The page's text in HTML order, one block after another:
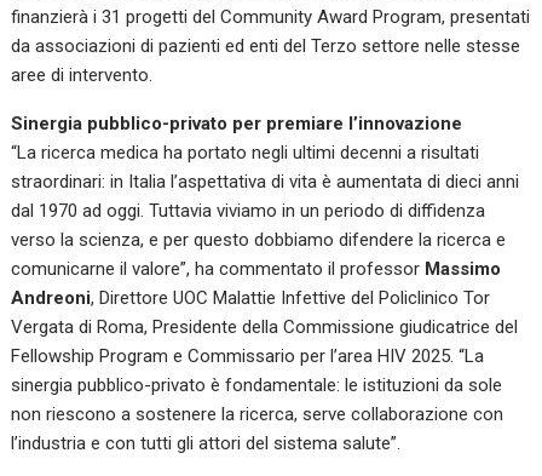
finanzierà i 31 progetti del Community Award Program, presentati
da associazioni di pazienti ed enti del Terzo settore nelle stesse
aree di intervento.
Sinergia pubblico-privato per premiare l’innovazione
“La ricerca medica ha portato negli ultimi decenni a risultati
straordinari: in Italia l’aspettativa di vita è aumentata di dieci anni
dal 1970 ad oggi. Tuttavia viviamo in un periodo di diffidenza
verso la scienza, e per questo dobbiamo difendere la ricerca e
comunicarne il valore”, ha commentato il professor Massimo
Andreoni, Direttore UOC Malattie Infettive del Policlinico Tor
Vergata di Roma, Presidente della Commissione giudicatrice del
Fellowship Program e Commissario per l’area HIV 2025.“La
sinergia pubblico-privato è fondamentale: le istituzioni da sole
non riescono a sostenere la ricerca, serve collaborazione con
l’industria e con tutti gli attori del sistema salute”.